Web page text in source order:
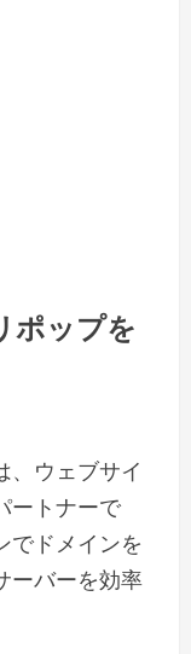
ポップを
、ウェブサイ
ートナーで
でドメインを
ーバーを効率